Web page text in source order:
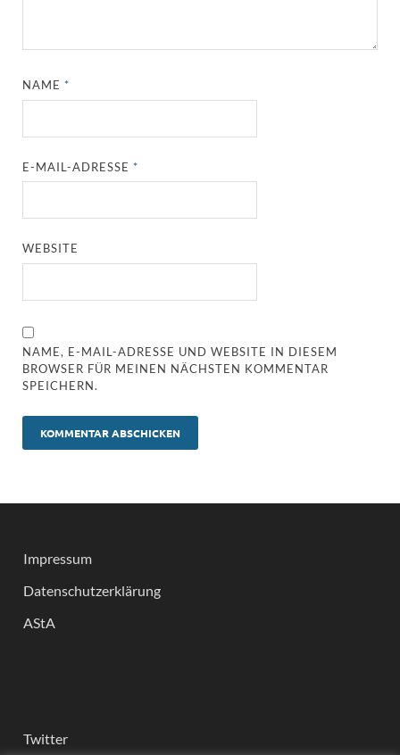
NAME*
E-MAIL-ADRESSE*
WEBSITE
NAME, E-MAIL-ADRESSE UND WEBSITE IN DIESEM
BROWSER FÜR MEINEN NÄCHSTEN KOMMENTAR
SPEICHERN.
Impressum
Datenschutzerklärung
AStA
Twitter